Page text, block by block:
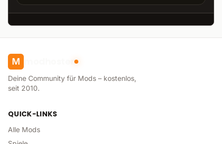
M
Deine Community für Mods – kostenlos,
seit 2010.
QUICK-LINKS
Alle Mods